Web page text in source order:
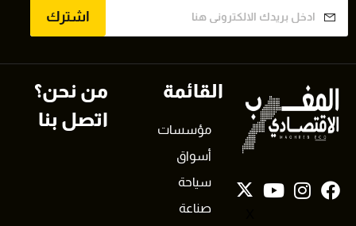
اشترك
القائمة
مؤسسات
أسواق
سياحة
صناعة
من نحن؟
اتصل بنا